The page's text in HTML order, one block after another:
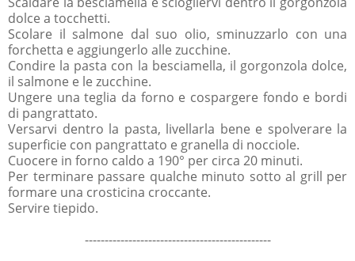
dolce a tocchetti.
Scolare il salmone dal suo olio, sminuzzarlo con una
forchetta e aggiungerlo alle zucchine.
Condire la pasta con la besciamella, il gorgonzola dolce,
il salmone e le zucchine.
Ungere una teglia da forno e cospargere fondo e bordi
di pangrattato.
Versarvi dentro la pasta, livellarla bene e spolverare la
superficie con pangrattato e granella di nocciole.
Cuocere in forno caldo a 190° per circa 20 minuti.
Per terminare passare qualche minuto sotto al grill per
formare una crosticina croccante.
Servire tiepido.
-----------------------------------------------